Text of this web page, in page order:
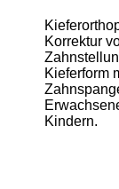
Korrektur
Kieferform
Kindern.